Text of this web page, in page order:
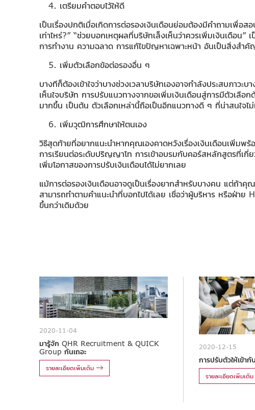
เตรียมคำตอบไว้ให้ดี
เป็นเรื่องปกติเมื่อเกิดการต่อรองเงินเดือนย่อมต้องมีคำถามเพื่
เท่าไหร่?” “ช่วยบอกเหตุผลที่บริษัทเล็งเห็นว่าควรเพิ่มเงินเดือน
การทำงาน ความฉลาด การแก้ไขปัญหาเฉพาะหน้า อันเป็นสิ่งสำ
เพิ่มตัวเลือกข้อต่อรองอื่น ๆ
บางทีก็ต้องเข้าใจว่าบางช่วงเวลาบริษัทเองอาจกำลังประสบภา
เห็นใจบริษัท การปรับแนวทางจากขอเพิ่มเงินเดือนสู่การมีตัวเลื
มากขึ้น เป็นต้น ตัวเลือกเหล่านี้ถือเป็นอีกแนวทางดี ๆ ที่น่าสนใจไ
เพิ่มวุฒิการศึกษาให้ตนเอง
วิธีสุดท้ายที่อยากแนะนำหากคุณเองคาดหวังเรื่องเงินเดือนเพิ่มพ
การเรียนต่อระดับปริญญาโท การเข้าอบรมกับคอร์สหลักสูตรที่เกี่
เพิ่มโอกาสของการปรับเงินเดือนได้ไม่ยากเลย
แม้การต่อรองเงินเดือนอาจดูเป็นเรื่องยากสำหรับบางคน แต่ถ้
สามารถทำตามคำแนะนำที่บอกไปได้เลย เชื่อว่าผู้บริหาร หรือฝ่า
ขึ้นกว่าเดิมด้วย
2020-11-04
มารู้จัก QHR Recruitment & QUICK
Group กันเถอะ
รายละเอียดเพิ่มเติม
2020-12-15
การปรับตัวให้เข้ากั
รายละเอียดเพิ่มเติม